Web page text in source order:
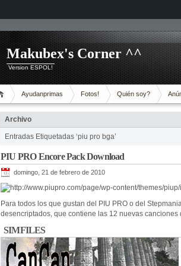
Makubex's Corner ^^
Version ESPOL!
Ayudanprimas Fotos! Quién soy?
Archivo
Entradas Etiquetadas ‘piu pro bga’
PIU PRO Encore Pack Download
domingo, 21 de febrero de 2010
Para todos los que gustan del PIU PRO o del
desencriptados, que contiene las 12 nuevas
SIMFILES